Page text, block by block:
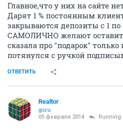
Главное,что у них на сайте
Дарят 1 % постоянным
закрываются депозиты с 1
САМОЛИЧНО желают
сказала про "подарок" только
потянулся с ручкой
ОТВЕТИТЬ
Realtor
guru
05 февраля 2014 Running